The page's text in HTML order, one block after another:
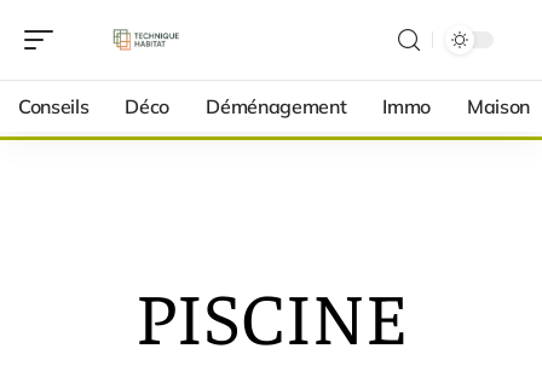
Conseils Déco Déménagement Immo Maison
PISCINE